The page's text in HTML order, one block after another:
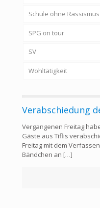
Schule ohne Rassismus
SPG on tour
SV
Wohltätigkeit
Verabschiedung
Vergangenen Freitag
Gäste aus Tiflis
Freitag mit dem
Bändchen an […]